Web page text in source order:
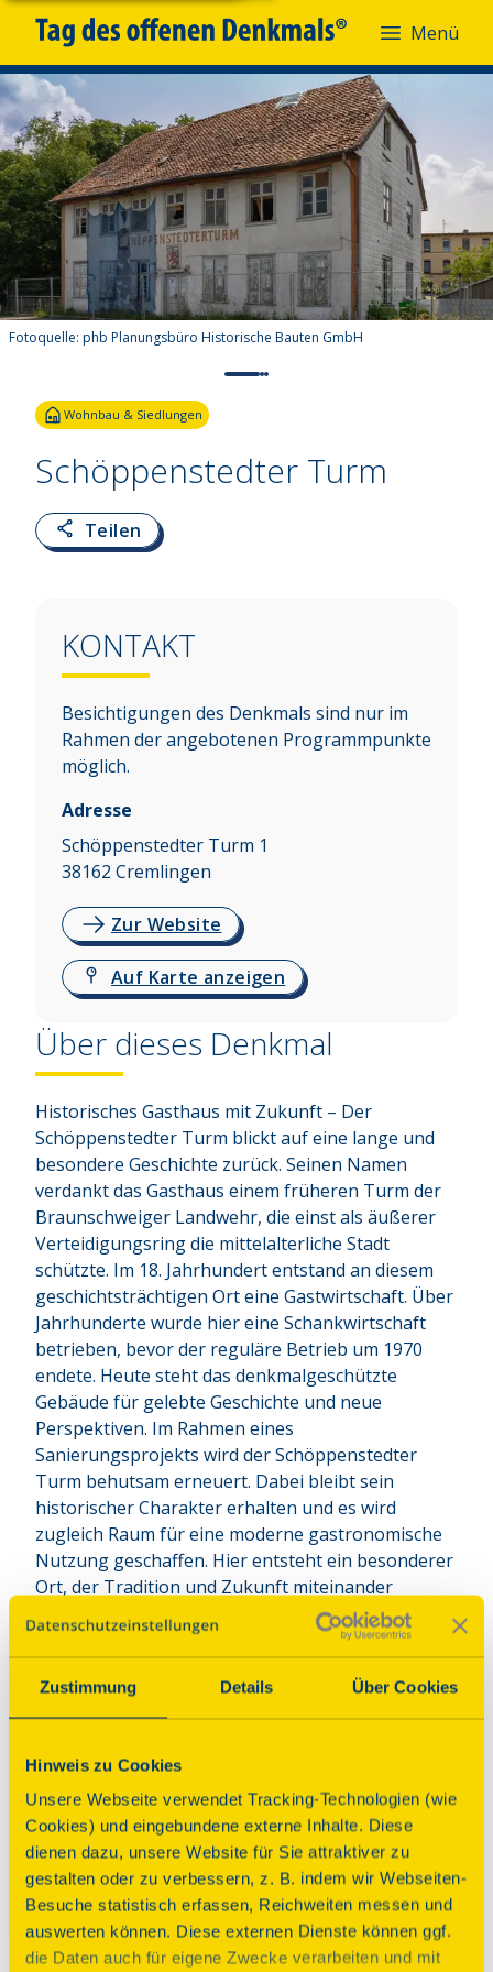
Zustimmung Details Über Cookies
Hinweis zu Cookies
Unsere Webseite verwendet Tracking-Technologien (wie
Cookies) und eingebundene externe Inhalte. Diese
dienen dazu, unsere Website für Sie attraktiver zu
gestalten oder zu verbessern, z. B. indem wir Webseiten-
Besuche statistisch erfassen, Reichweiten messen und
auswerten können. Diese externen Dienste können ggf.
die Daten auch für eigene Zwecke verarbeiten und mit
Menü
Fotoquelle: phb Planungsbüro Historische Bauten GmbH
Wohnbau & Siedlungen
Schöppenstedter Turm
Teilen
KONTAKT
Besichtigungen des Denkmals sind nur im
Rahmen der angebotenen Programmpunkte
möglich.
Adresse
Schöppenstedter Turm 1
38162 Cremlingen
Zur Website
Auf Karte anzeigen
Über dieses Denkmal
Historisches Gasthaus mit Zukunft – Der
Schöppenstedter Turm blickt auf eine lange und
besondere Geschichte zurück. Seinen Namen
verdankt das Gasthaus einem früheren Turm der
Braunschweiger Landwehr, die einst als äußerer
Verteidigungsring die mittelalterliche Stadt
schützte. Im 18. Jahrhundert entstand an diesem
geschichtsträchtigen Ort eine Gastwirtschaft. Über
Jahrhunderte wurde hier eine Schankwirtschaft
betrieben, bevor der reguläre Betrieb um 1970
endete. Heute steht das denkmalgeschützte
Gebäude für gelebte Geschichte und neue
Perspektiven. Im Rahmen eines
Sanierungsprojekts wird der Schöppenstedter
Turm behutsam erneuert. Dabei bleibt sein
historischer Charakter erhalten und es wird
zugleich Raum für eine moderne gastronomische
Nutzung geschaffen. Hier entsteht ein besonderer
Ort, der Tradition und Zukunft miteinander
verbindet – ein Haus mit Geschichte, Charakter
und Platz für neue Ideen.
Anbindung ÖPNV
Programm
Sonstiges
Schöppenstedter Turm –
Geschichte verbindet